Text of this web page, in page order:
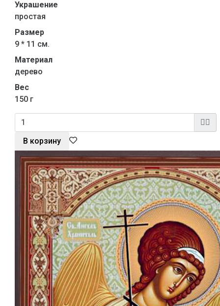
Украшение
простая
Размер
9 * 11 см.
Материал
дерево
Вес
150 г
В корзину